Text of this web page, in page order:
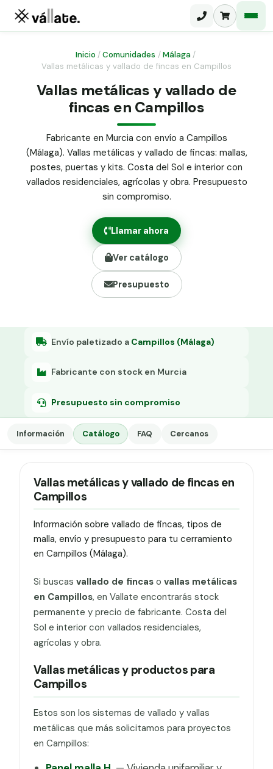
Malla ganadera
Malla simple torsión
Malla triple torsión
Panel malla H.
Puerta abatible dos hojas
Puerta acceso peatonal
Poste malla Hércules
Poste malla simple torsión
Alambre de espino galvanizado
Alambre liso galvanizado
Malla ocultación 70 g/m² verde
Abrazadera PVC malla H.
Grapa malla H.
Inicio /Comunidades / Málaga /
Vallas metálicas y vallado de fincas en Campillos
Vallas metálicas y vallado de
fincas en Campillos
Fabricante en Murcia con envío a Campillos
(Málaga). Vallas metálicas y vallado de fincas: mallas,
postes, puertas y kits. Costa del Sol e interior con
vallados residenciales, agrícolas y obra. Presupuesto
sin compromiso.
Llamar ahora
Ver catálogo
Presupuesto
Envío paletizado a Campillos (Málaga)
Fabricante con stock en Murcia
Presupuesto sin compromiso
Información Catálogo FAQ Cercanos
Vallas metálicas y vallado de fincas en
Campillos
Información sobre vallado de fincas, tipos de
malla, envío y presupuesto para tu cerramiento
en Campillos (Málaga).
Si buscas vallado de fincaso vallas metálicas
en Campillos, en Vallate encontrarás stock
permanente y precio de fabricante. Costa del
Sol e interior con vallados residenciales,
agrícolas y obra.
Vallas metálicas y productos para
Campillos
Estos son los sistemas de vallado y vallas
metálicas que más solicitamos para proyectos
en Campillos: